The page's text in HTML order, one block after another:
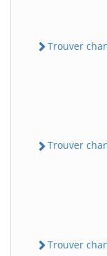
Trouver
Trouver
Trouver